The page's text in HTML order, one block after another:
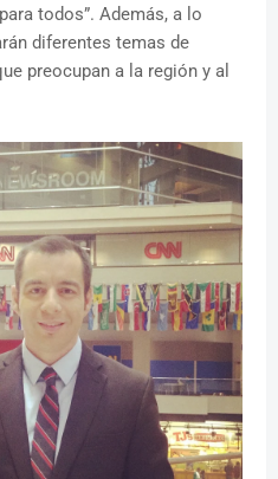
todos”. Además, a lo
diferentes temas de
preocupan a la región y al